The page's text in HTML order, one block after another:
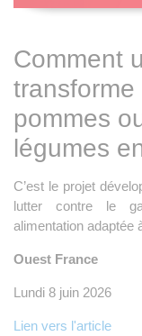
Comment
pommes
légumes
C’est le projet
lutter contre le
alimentation adaptée
Ouest France
Lundi 8 juin 2026
Lien vers l'article